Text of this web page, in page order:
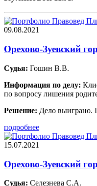
09.08.2021
Орехово-Зуевский
Судья: Гошин В.В.
Информация по делу:
по вопросу лишения
Решение: Дело выиграно.
подробнее
15.07.2021
Орехово-Зуевский
Судья: Селезнева С.А.